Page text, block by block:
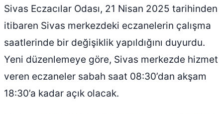
Sivas Eczacılar Odası, 21 Nisan 2025 tarihinden
itibaren Sivas merkezdeki eczanelerin çalışma
saatlerinde bir değişiklik yapıldığını duyurdu.
Yeni düzenlemeye göre, Sivas merkezde hizmet
veren eczaneler sabah saat 08:30’dan akşam
18:30’a kadar açık olacak.